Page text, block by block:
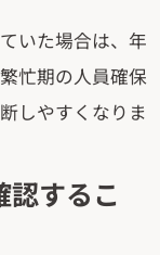
いた場合は、年
忙期の人員確保
しやすくなりま
するこ